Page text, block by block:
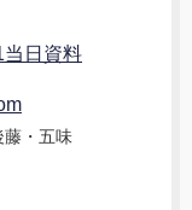
日資料
・五味